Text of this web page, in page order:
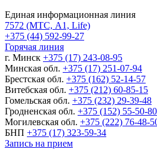
Единая информационная линия
7572 (МТС, A1, Life)
+375 (44) 592-99-27
Горячая линия
г. Минск +375 (17) 243-08-95
Минская обл. +375 (17) 251-07-94
Брестская обл. +375 (162) 52-14-57
Витебская обл. +375 (212) 60-85-15
Гомельская обл. +375 (232) 29-39-48
Гродненская обл. +375 (152) 55-50-80
Могилевская обл. +375 (222) 76-48-
БНП +375 (17) 323-59-34
Запись на прием